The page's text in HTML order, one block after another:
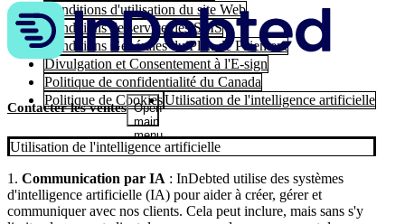
Contacter les ventes Open
main
menu
Conditions d'utilisation du site Web
Conditions de service des SMS
Conditions Générales du Plan de Paiement
Divulgation et Consentement à l'E-sign
Politique de confidentialité du Canada
Politique de CookiesUtilisation de l'intelligence artificielle
Utilisation de l'intelligence artificielle
1. Communication par IA : InDebted utilise des systèmes
d'intelligence artificielle (IA) pour aider à créer, gérer et
communiquer avec nos clients. Cela peut inclure, mais sans s'y